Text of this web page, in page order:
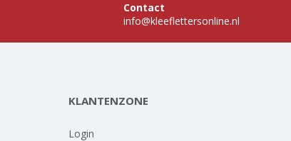
Contact
info@kleeflettersonline.nl
KLANTENZONE
Login